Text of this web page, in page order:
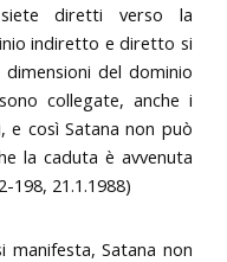
diretti verso la
indiretto e diretto si
dimensioni del dominio
collegate, anche i
e così Satana non può
la caduta è avvenuta
198, 21.1.1988)
manifesta, Satana non